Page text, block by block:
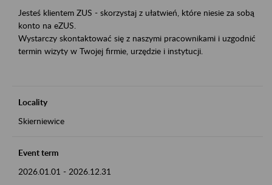
Jesteś klientem ZUS - skorzystaj z ułatwień, które niesie za sobą
konto na eZUS.
Wystarczy skontaktować się z naszymi pracownikami i uzgodnić
termin wizyty w Twojej firmie, urzędzie i instytucji.
Locality
Skierniewice
Event term
2026.01.01 - 2026.12.31